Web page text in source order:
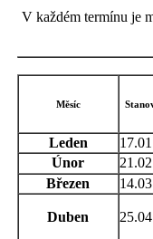
V každém termínu je
Měsíc
Leden
Únor
Březen
Duben